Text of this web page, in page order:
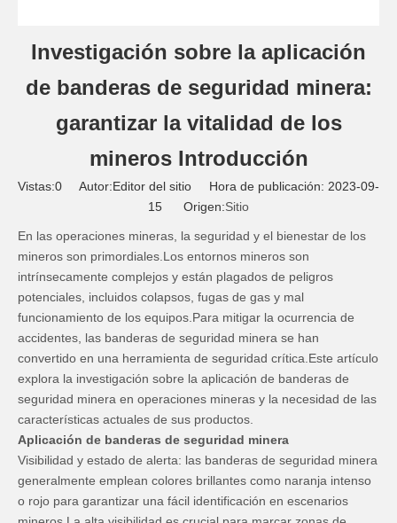
Investigación sobre la aplicación
de banderas de seguridad minera:
garantizar la vitalidad de los
mineros Introducción
Vistas:0 Autor:Editor del sitio Hora de publicación: 2023-09-
15 Origen:Sitio
En las operaciones mineras, la seguridad y el bienestar de los
mineros son primordiales.Los entornos mineros son
intrínsecamente complejos y están plagados de peligros
potenciales, incluidos colapsos, fugas de gas y mal
funcionamiento de los equipos.Para mitigar la ocurrencia de
accidentes, las banderas de seguridad minera se han
convertido en una herramienta de seguridad crítica.Este artículo
explora la investigación sobre la aplicación de banderas de
seguridad minera en operaciones mineras y la necesidad de las
características actuales de sus productos.
Aplicación de banderas de seguridad minera
Visibilidad y estado de alerta: las banderas de seguridad minera
generalmente emplean colores brillantes como naranja intenso
o rojo para garantizar una fácil identificación en escenarios